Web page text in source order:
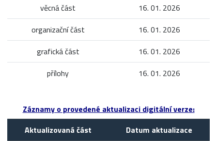
věcná část
16. 01. 2026
organizační část
16. 01. 2026
grafická část
16. 01. 2026
přílohy
16. 01. 2026
Záznamy o provedené aktualizaci digitální verze:
Aktualizovaná část
Datum aktualizace